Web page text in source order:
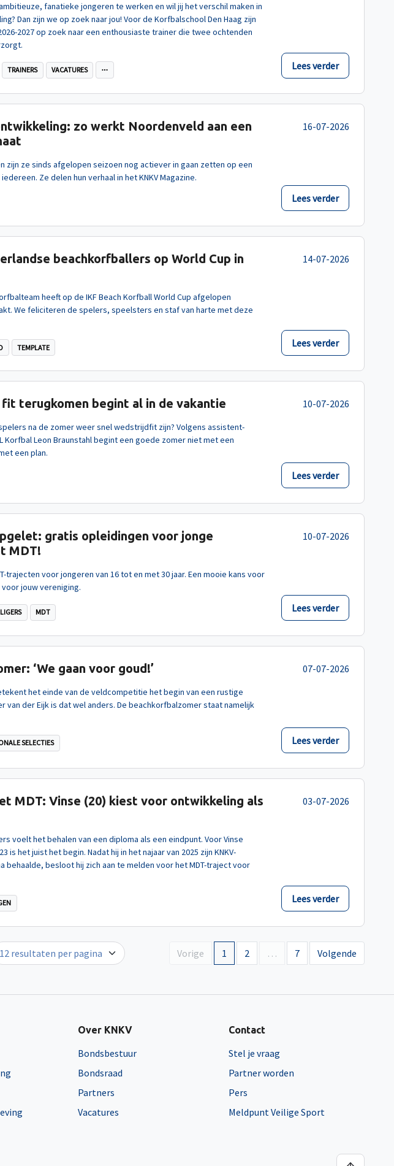
fanatieke jongeren te werken en wil jij het verschil maken in
Dan zijn we op zoek naar jou! Voor de Korfbalschool Den Haag zijn
2027 op zoek naar een enthousiaste trainer die twee ochtenden
TRAINERS VACATURES Lees verder
zo werkt Noordenveld aan een
zijn ze sinds afgelopen seizoen nog actiever in gaan zetten op een
Ze delen hun verhaal in het KNKV Magazine.
16-07-2026
Lees verder
beachkorfballers op World Cup in
heeft op de IKF Beach Korfball World Cup afgelopen
We feliciteren de spelers, speelsters en staf van harte met deze
TEMPLATE
14-07-2026
Lees verder
terugkomen begint al in de vakantie
na de zomer weer snel wedstrijdfit zijn? Volgens assistent-
Korfbal Leon Braunstahl begint een goede zomer niet met een
een plan.
10-07-2026
Lees verder
gratis opleidingen voor jonge
MDT!
trajecten voor jongeren van 16 tot en met 30 jaar. Een mooie kans voor
jouw vereniging.
MDT
10-07-2026
Lees verder
‘We gaan voor goud!’
het einde van de veldcompetitie het begin van een rustige
van der Eijk is dat wel anders. De beachkorfbalzomer staat namelijk
SELECTIES
07-07-2026
Lees verder
MDT: Vinse (20) kiest voor ontwikkeling als
voelt het behalen van een diploma als een eindpunt. Voor Vinse
is het juist het begin. Nadat hij in het najaar van 2025 zijn KNKV-
behaalde, besloot hij zich aan te melden voor het MDT-traject voor
03-07-2026
Lees verder
Vorige 1 2 … 7 Volgende
Over KNKV
Bondsbestuur
Bondsraad
Partners
Vacatures
Contact
Stel je vraag
Partner worden
Pers
Meldpunt Veilige Sport